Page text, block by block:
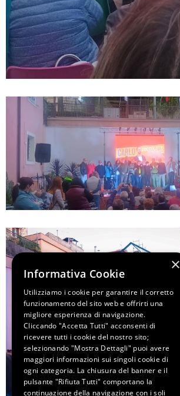
×
Informativa Cookie
Utilizziamo i cookie per garantire il corretto
funzionamento del sito web e offrirti una
migliore esperienza di navigazione.
Cliccando "Accetta Tutti" acconsenti di
ricevere tutti i cookie del nostro sito;
selezionando "Mostra Dettagli" puoi avere
maggiori informazioni sui singoli cookie di
ogni categoria. La chiusura del banner e il
pulsante "Rifiuta Tutti" comportano la
continuazione della navigazione con i soli